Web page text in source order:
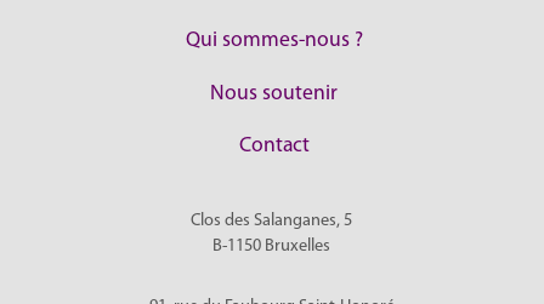
Qui sommes-nous ?
Nous soutenir
Contact
Clos des Salanganes, 5
B-1150 Bruxelles